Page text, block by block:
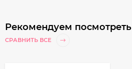
Рекомендуем посмотреть
СРАВНИТЬ ВСЕ